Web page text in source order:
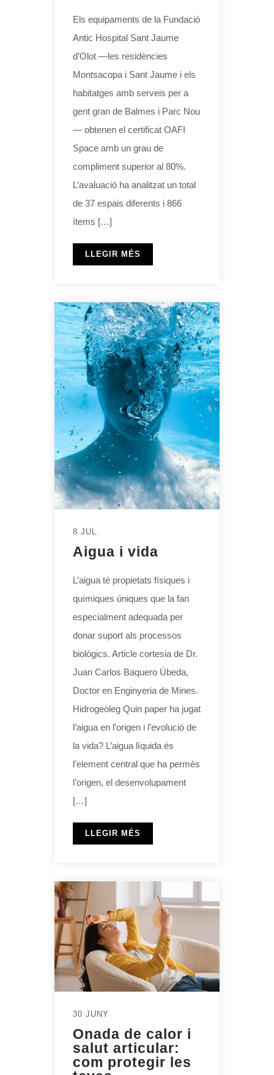
Els equipaments de la Fundació
Antic Hospital Sant Jaume
d’Olot —les residències
Montsacopa i Sant Jaume i els
habitatges amb serveis per a
gent gran de Balmes i Parc Nou
— obtenen el certificat OAFI
Space amb un grau de
compliment superior al 80%.
L’avaluació ha analitzat un total
de 37 espais diferents i 866
ítems […]
LLEGIR MÉS
8 JUL.
Aigua i vida
L’aigua té propietats físiques i
químiques úniques que la fan
especialment adequada per
donar suport als processos
biològics. Article cortesia de Dr.
Juan Carlos Baquero Úbeda,
Doctor en Enginyeria de Mines.
Hidrogeòleg Quin paper ha jugat
l’aigua en l’origen i l’evolució de
la vida? L’aigua líquida és
l’element central que ha permès
l’origen, el desenvolupament
[…]
LLEGIR MÉS
30 JUNY
Onada de calor i
salut articular:
com protegir les